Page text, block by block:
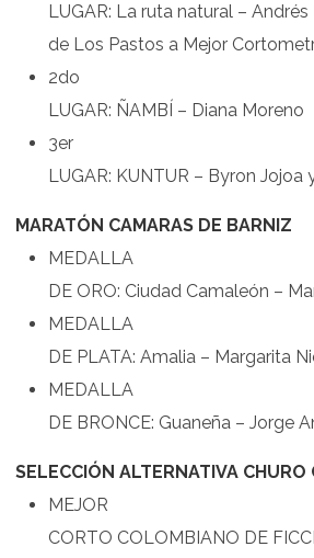
LUGAR: La ruta natural –
de Los Pastos a Mejor
2do
LUGAR: ÑAMBÍ – Diana Moreno
3er
LUGAR: KUNTUR – Byron Jojoa
MARATÓN CAMARAS DE BARNIZ
MEDALLA
DE ORO: Ciudad Camaleón –
MEDALLA
DE PLATA: Amalia – Margarita
MEDALLA
DE BRONCE: Guaneña – Jorge
SELECCIÓN ALTERNATIVA CHURO
MEJOR
CORTO COLOMBIANO DE